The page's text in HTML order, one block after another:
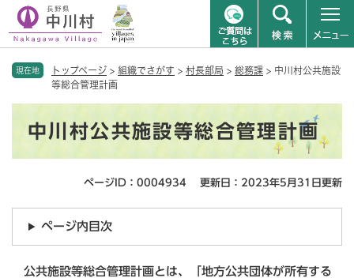
現在地 トップページ > 組織でさがす > 村長部局 > 総務課 > 中川村公共施設
等総合管理計画
中川村公共施設等総合管理計画
ページID：0004934 更新日：2023年5月31日更新
ページ内目次
公共施設等総合管理計画とは、「地方公共団体が所有する